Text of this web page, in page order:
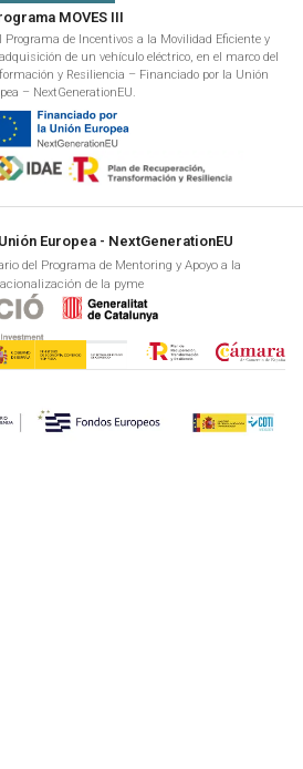
MOVES III
Programa de Incentivos a la Movilidad Eficiente y
de un vehículo eléctrico, en el marco del
y Resiliencia – Financiado por la Unión
– NextGenerationEU.
Europea - NextGenerationEU
del Programa de Mentoring y Apoyo a la
de la pyme